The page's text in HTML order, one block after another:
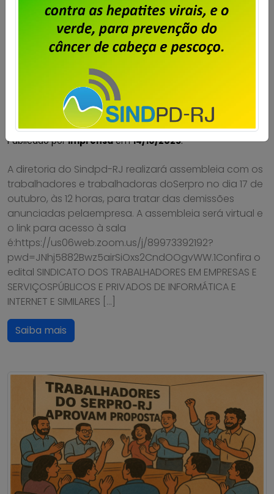
Serpro – assembleia para deliberar
greve por tempo indeterminado
Publicado porImprensaem14/10/2025.
A diretoria do Sindpd-RJ realizará assembleia com os
trabalhadores e trabalhadoras doSerpro no dia 17 de
outubro, às 12 horas, para tratar das demissões
anunciadas pelaempresa. A assembleia será virtual e
o link para acesso à sala
é:https://us06web.zoom.us/j/89973392192?
pwd=JNhj5882Bwz5airSiOxs2CndOOgvWW.1Confira o
edital SINDICATO DOS TRABALHADORES EM EMPRESAS E
SERVIÇOSPÚBLICOS E PRIVADOS DE INFORMÁTICA E
INTERNET E SIMILARES […]
Saiba mais